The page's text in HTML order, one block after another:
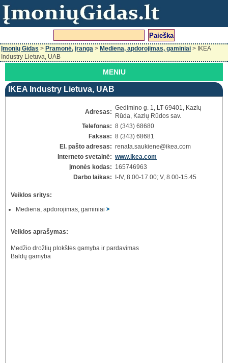
Įmonių Gidas > Pramonė, įranga > Mediena, apdorojimas, gaminiai > IKEA
Industry Lietuva, UAB
MENIU
IKEA Industry Lietuva, UAB
Adresas:
Gedimino g. 1, LT-69401, Kazlų
Rūda, Kazlų Rūdos sav.
Telefonas: 8 (343) 68680
Faksas: 8 (343) 68681
El. pašto adresas: renata.saukiene@ikea.com
Interneto svetainė: www.ikea.com
Įmonės kodas: 165746963
Darbo laikas:
I-IV, 8.00-17.00; V, 8.00-15.45
Veiklos sritys:
Mediena, apdorojimas, gaminiai
Veiklos aprašymas:
Medžio drožlių plokštės gamyba ir pardavimas
Baldų gamyba